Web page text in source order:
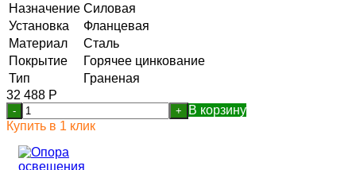
Назначение Силовая
Установка
Фланцевая
Материал
Сталь
Покрытие
Горячее цинкование
Тип
Граненая
32 488 Р
- +
В корзину
Купить в 1 клик